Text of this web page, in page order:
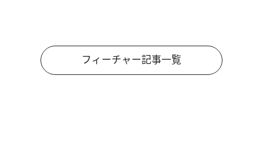
フィーチャー記事一覧